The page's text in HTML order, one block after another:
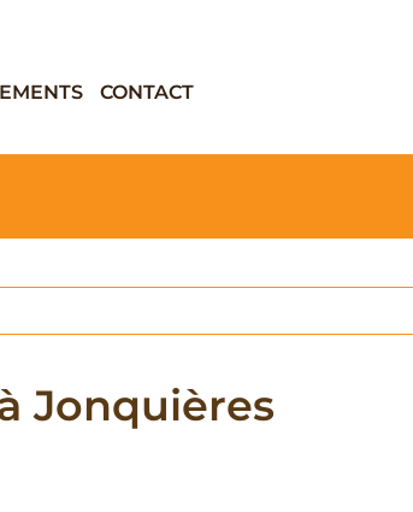
CONTACT
Jonquières